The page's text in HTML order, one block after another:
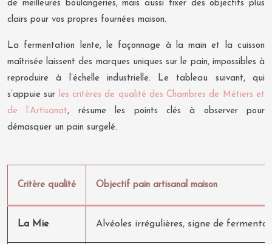
de meilleures boulangeries, mais aussi fixer des objectifs plus
clairs pour vos propres fournées maison.
La fermentation lente, le façonnage à la main et la cuisson
maîtrisée laissent des marques uniques sur le pain, impossibles à
reproduire à l’échelle industrielle. Le tableau suivant, qui
s’appuie sur les critères de qualité des Chambres de Métiers et
de l’Artisanat, résume les points clés à observer pour
démasquer un pain surgelé.
Critère qualité Objectif pain artisanal maison
La Mie Alvéoles irrégulières, signe de